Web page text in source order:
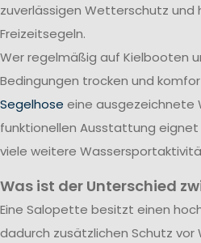
zuverlässigen Wetterschutz
Freizeitsegeln.
Wer regelmäßig auf Kielbooten
Bedingungen trocken und
Segelhose eine ausgezeichnete
funktionellen Ausstattung eignet
viele weitere
Was ist der Unterschied
Eine Salopette besitzt einen
dadurch zusätzlichen Schutz vor